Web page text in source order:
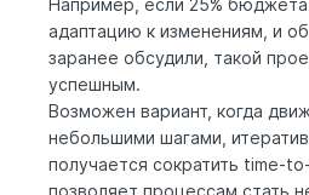
адаптацию к изменениям, и
заранее обсудили, такой
успешным.
Возможен вариант, когда
небольшими шагами,
получается сократить time-
позволяет процессам стать